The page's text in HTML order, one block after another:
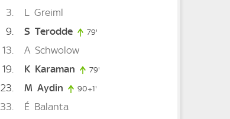
3 L
Greiml
9
S Terodde 79'
13 A Schwolow
19
K Karaman 79'
23 M Aydin 90+1'
33 É Balanta